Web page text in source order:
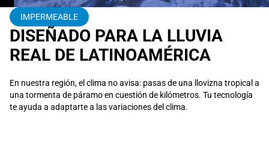
IMPERMEABLE
DISEÑADO PARA LA LLUVIA
REAL DE LATINOAMÉRICA
En nuestra región, el clima no avisa: pasas de una llovizna tropical a
una tormenta de páramo en cuestión de kilómetros. Tu tecnología
te ayuda a adaptarte a las variaciones del clima.